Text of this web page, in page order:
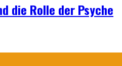
die Rolle der Psyche